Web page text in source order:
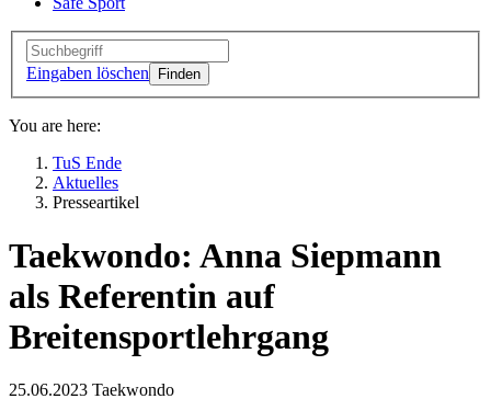
Eingaben löschen
You are here:
TuS Ende
Aktuelles
Presseartikel
Taekwondo: Anna Siepmann
als Referentin auf
Breitensportlehrgang
25.06.2023 Taekwondo